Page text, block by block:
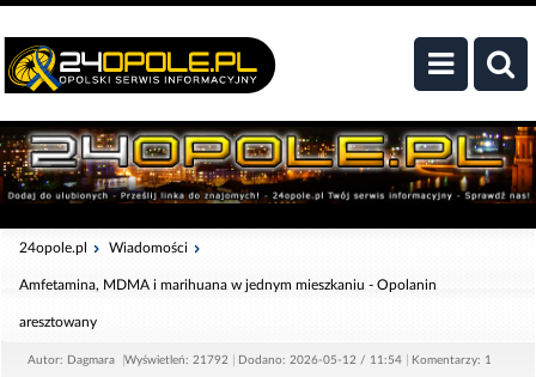
24opole.pl Wiadomości
Amfetamina, MDMA i marihuana w jednym mieszkaniu - Opolanin
aresztowany
Autor: Dagmara Wyświetleń: 21792 Dodano: 2026-05-12 / 11:54 Komentarzy: 1